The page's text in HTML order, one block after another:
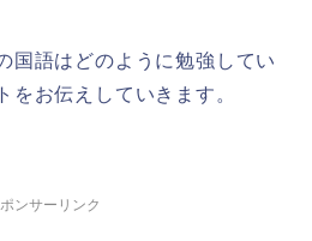
国語はどのように勉強してい
をお伝えしていきます。
ンサーリンク